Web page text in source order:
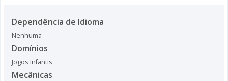
Dependência de Idioma
Nenhuma
Domínios
Jogos Infantis
Mecânicas